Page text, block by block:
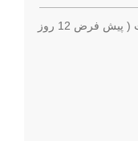
ارسال بر اساس هر مدل متفاوت است ( پیش فرض 12 روز